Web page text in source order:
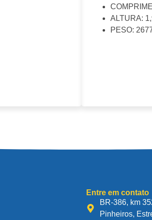
ALTURA:
PESO:
Entre em contato
BR-386, km
Pinheiros,